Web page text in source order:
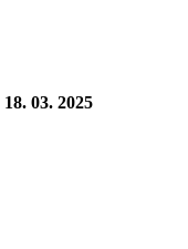
18. 03. 2025